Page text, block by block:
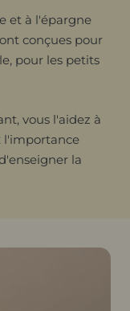
et à l'épargne
conçues pour
pour les petits
vous l'aidez à
l'importance
la